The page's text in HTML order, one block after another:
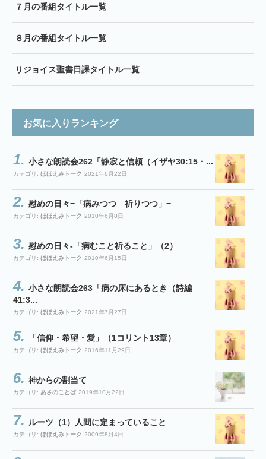
７月の番組タイトル一覧
８月の番組タイトル一覧
リジョイス聖書日課タイトル一覧
お気に入りランキング
小さな朗読会262「静寂と信頼（イザヤ30:15・...
カテゴリ: ほほえみトーク 2021年6月22日
慰めの日々−「病みつつ 祈りつつ」−
カテゴリ: ほほえみトーク 2010年6月8日
慰めの日々-「病むこと祈ること」（2）
カテゴリ: ほほえみトーク 2010年6月15日
小さな朗読会263「病の床にあるとき（詩編
41:3...
カテゴリ: ほほえみトーク 2021年7月27日
「信仰・希望・愛」（1コリント13章）
カテゴリ: ほほえみトーク 2016年11月29日
神からの割当て
カテゴリ: あさのことば 2019年10月22日
ルーツ（1）人間に定まっていること
カテゴリ: ほほえみトーク 2009年8月4日